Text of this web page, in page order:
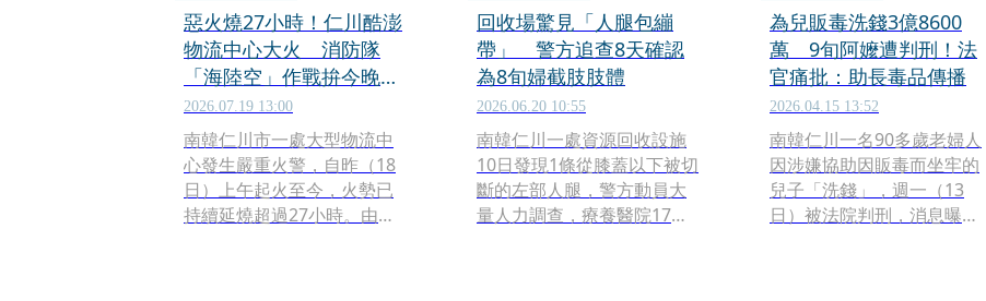
惡火燒27小時！仁川酷澎
物流中心大火 消防隊
「海陸空」作戰拚今晚撲
滅
2026.07.19 13:00
南韓仁川市一處大型物流中
心發生嚴重火警，自昨（18
日）上午起火至今，火勢已
持續延燒超過27小時。由於
回收場驚見「人腿包繃
帶」 警方追查8天確認
為8旬婦截肢肢體
2026.06.20 10:55
南韓仁川一處資源回收設施
10日發現1條從膝蓋以下被切
斷的左部人腿，警方動員大
量人力調查，療養醫院17日
為兒販毒洗錢3億8600
萬 9旬阿嬤遭判刑！法
官痛批：助長毒品傳播
2026.04.15 13:52
南韓仁川一名90多歲老婦人
因涉嫌協助因販毒而坐牢的
兒子「洗錢」，週一（13
日）被法院判刑，消息曝